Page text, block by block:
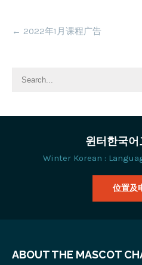
navigation
← 2022年1月课程广告
윈터한국어
Winter Korean :
位置及
ABOUT THE MASCOT